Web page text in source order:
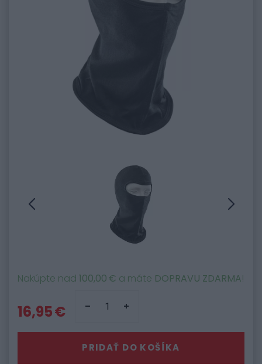
Nakúpte nad 100,00 € a máte DOPRAVU ZDARMA!
16,95 €
PRIDAŤ DO KOŠÍKA